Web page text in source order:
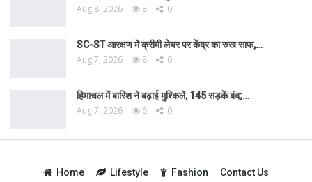
Aug 8, 2026 8 0
SC-ST आरक्षण में क्रीमी लेयर पर केंद्र का रुख साफ,…
Aug 7, 2026 8 0
हिमाचल में बारिश ने बढ़ाई मुश्किलें, 145 सड़कें बंद;…
Aug 7, 2026 6 0
Home Lifestyle Fashion Contact Us